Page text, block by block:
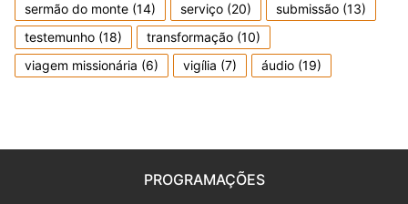
sermão do monte (14) serviço (20) submissão (13)
testemunho (18) transformação (10)
viagem missionária (6) vigília (7) áudio (19)
PROGRAMAÇÕES